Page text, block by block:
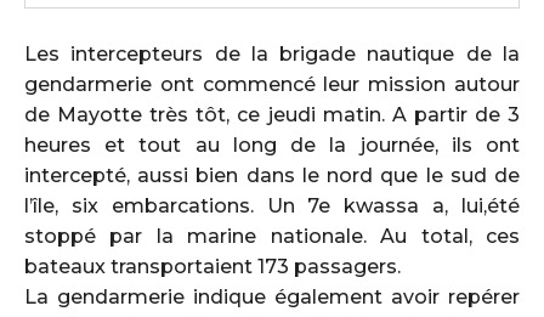
Les intercepteurs de la brigade nautique de la
gendarmerie ont commencé leur mission autour
de Mayotte très tôt, ce jeudi matin. A partir de 3
heures et tout au long de la journée, ils ont
intercepté, aussi bien dans le nord que le sud de
l’île, six embarcations. Un 7e kwassa a, lui,été
stoppé par la marine nationale. Au total, ces
bateaux transportaient 173 passagers.
La gendarmerie indique également avoir repérer